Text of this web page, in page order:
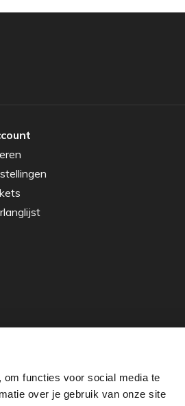
functies voor social media te
over je gebruik van onze site